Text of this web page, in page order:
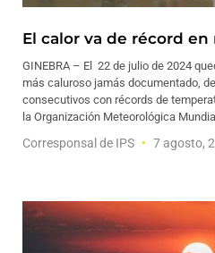
El calor va de récord en
GINEBRA – El 22 de julio de 2024
más caluroso jamás documentado,
consecutivos con récords de
la Organización Meteorológica
Corresponsal de IPS 7 agosto,